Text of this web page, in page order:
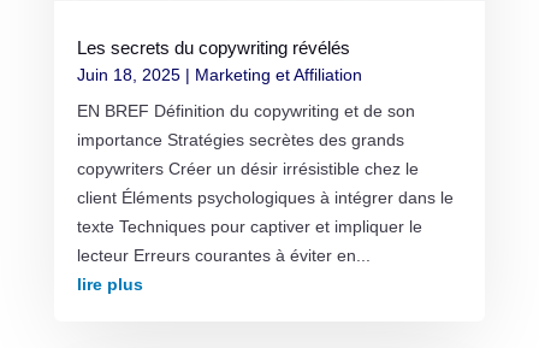
Les secrets du copywriting révélés
Juin 18, 2025| Marketing et Affiliation
EN BREF Définition du copywriting et de son
importance Stratégies secrètes des grands
copywriters Créer un désir irrésistible chez le
client Éléments psychologiques à intégrer dans le
texte Techniques pour captiver et impliquer le
lecteur Erreurs courantes à éviter en...
lire plus